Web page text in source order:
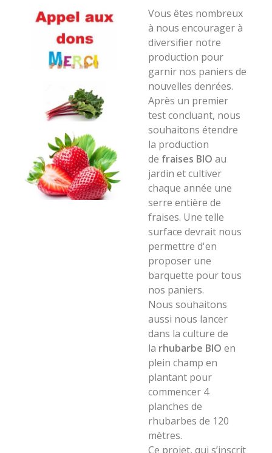
Vous êtes nombreux
à nous encourager à
diversifier notre
production pour
garnir nos paniers de
nouvelles denrées.
Après un premier
test concluant, nous
souhaitons étendre
la production
de fraises BIO au
jardin et cultiver
chaque année une
serre entière de
fraises. Une telle
surface devrait nous
permettre d'en
proposer une
barquette pour tous
nos paniers.
Nous souhaitons
aussi nous lancer
dans la culture de
la rhubarbe BIO en
plein champ en
plantant pour
commencer 4
planches de
rhubarbes de 120
mètres.
Ce projet, qui s’inscrit